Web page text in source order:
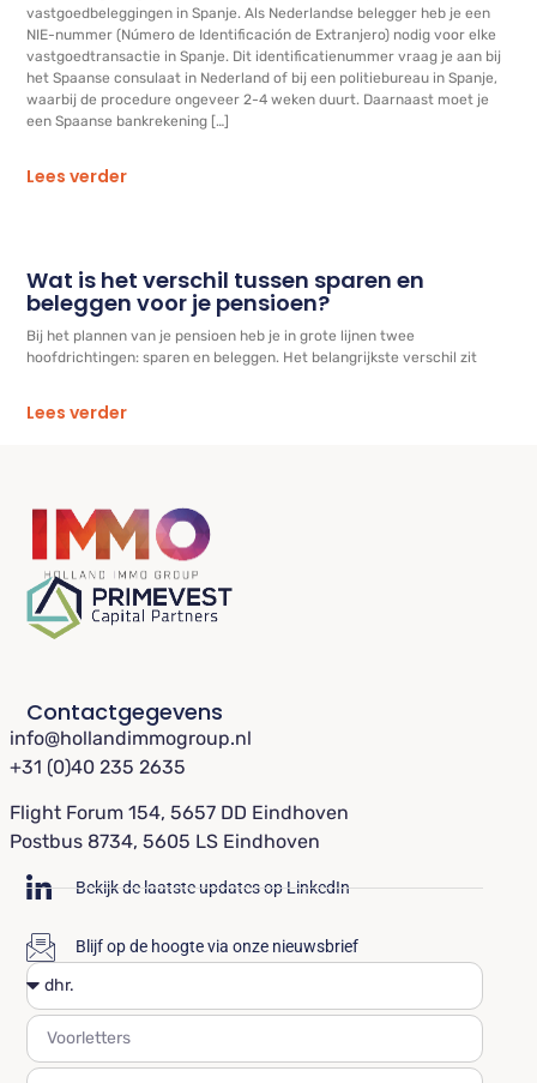
vastgoedbeleggingen in Spanje. Als Nederlandse belegger heb je een
NIE-nummer (Número de Identificación de Extranjero) nodig voor elke
vastgoedtransactie in Spanje. Dit identificatienummer vraag je aan bij
het Spaanse consulaat in Nederland of bij een politiebureau in Spanje,
waarbij de procedure ongeveer 2-4 weken duurt. Daarnaast moet je
een Spaanse bankrekening […]
Lees verder
Wat is het verschil tussen sparen en
beleggen voor je pensioen?
Bij het plannen van je pensioen heb je in grote lijnen twee
hoofdrichtingen: sparen en beleggen. Het belangrijkste verschil zit
Lees verder
Contactgegevens
info@hollandimmogroup.nl
+31 (0)40 235 2635
Flight Forum 154, 5657 DD Eindhoven
Postbus 8734, 5605 LS Eindhoven
Bekijk de laatste updates op LinkedIn
Blijf op de hoogte via onze nieuwsbrief